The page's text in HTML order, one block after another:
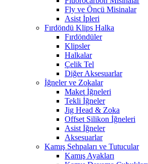
Fly ve Öncü Misinalar
Asist İpleri
Fırdöndü Klips Halka
Fırdöndüler
Klipsler
Halkalar
Çelik Tel
Diğer Aksesuarlar
İğneler ve Zokalar
Maket İğneleri
Tekli İğneler
Jig Head & Zoka
Offset Silikon İğneleri
Asist İğneler
Aksesuarlar
Kamış Sehpaları ve Tutucular
Kamış Ayakları